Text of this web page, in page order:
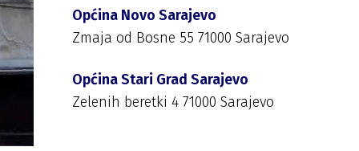
Općina Novo Sarajevo
Zmaja od Bosne 55 71000 Sarajevo
Općina Stari Grad Sarajevo
Zelenih beretki 4 71000 Sarajevo